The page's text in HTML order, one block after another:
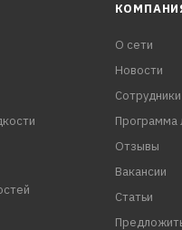
О сети
Новости
Сотрудники
Программа
Отзывы
Вакансии
Статьи